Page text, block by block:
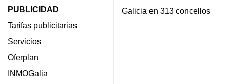
PUBLICIDAD
Tarifas publicitarias
Servicios
Oferplan
INMOGalia
Galicia en 313 concellos